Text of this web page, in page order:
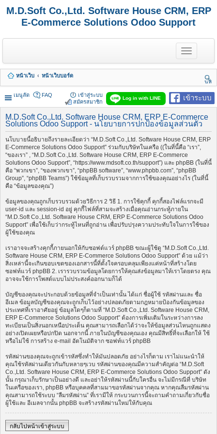
M.D.Soft Co.,Ltd. Software House CRM, ERP
E-Commerce Solutions Odoo Support
T
o
g
e
n
a
v
i
g
a
t
o
n
หน้าเว็บ
หน้าเว็บบอร์ด
นห
า
เมนูลัด
เข้าระบบ
Log in with LINE
FAQ
เข้าสู่ระบบ
สมัครสมาชิก
M.D.Soft Co.,Ltd. Software House CRM, ERP E-Commerce
Solutions Odoo Support - นโยบายการปกป้องข้อมูลส่วนตัว
นโบบายนี้อธิบายถึงรายละเอียดว่า “M.D.Soft Co.,Ltd. Software House CRM, ERP
E-Commerce Solutions Odoo Support” ร่วมกับบริษัทในเครือ ((ในที่นี้คือ “เรา”,
“ของเรา” , “M.D.Soft Co.,Ltd. Software House CRM, ERP E-Commerce
Solutions Odoo Support”, “https://www.mdsoft.co.th/support”) และ phpBB (ในที่นี้
คือ “พวกเขา”, “ของพวกเขา”, “phpBB software”, “www.phpbb.com”, “phpBB
Group”, “phpBB Teams”) ใช้ข้อมูลที่เก็บรวบรวมจากการใช้ของคุณอย่างไร (ในที่นี้
คือ “ข้อมูลของคุณ”)
ข้อมูลของคุณถูกเก็บรวบรวมด้วยวิธีการ 2 วิธี 1. การใช้คุกกี้ คุกกี้สองไฟล์แรกจะมี
user-id และ session-id อยู่ คุกกี้ไฟล์ที่สามจะสร้างเมื่อคุณอ่านกระทู้ภายใน
“M.D.Soft Co.,Ltd. Software House CRM, ERP E-Commerce Solutions Odoo
Support” เพื่อใช้เก็บว่ากระทู้ไหนที่ถูกอ่าน เพื่อปรับปรุงความประทับใจในการใช้ของ
ผู้ใช้ของคุณ
เราอาจจะสร้างคุกกี้ภายนอกให้กับซอฟต์แวร์ phpBB ขณะผู้ใช้ดู “M.D.Soft Co.,Ltd.
Software House CRM, ERP E-Commerce Solutions Odoo Support” ด้วย แม้ว่า
สิ่งเหล่านี้จะเกินขอบเขตของเอกสารนี้ที่ตั้งใจครอบคลุมเพียงแค่หน้าที่สร้างโดย
ซอฟท์แวร์ phpBB 2. เรารวบรวมข้อมูลโดยการให้คุณส่งข้อมูลมาให้เราโดยตรง คุณ
อาจจะใช้การโพสต์แบบไม่ประสงค์ออกนามก็ได้
บัญชีของคุณจะประกอบด้วยข้อมูลที่จำเป็นเท่านั้น ได้แก่ ชื่อผู้ใช้ รหัสผ่านและ ชื่อ
อีเมล ข้อมูลบัญชีของคุณจะถูกเก็บไว้อย่างปลอดภัยตามกฎหมายป้องกันข้อมูลของ
ประเทศที่เราอาศัยอยู่ ข้อมูลใดๆก็ตามที่ “M.D.Soft Co.,Ltd. Software House CRM,
ERP E-Commerce Solutions Odoo Support” ต้องการเพิ่มเติมในระหว่างการลง
ทะเบียนเป็นสิ่งนอกเหนือประเด็น คุณสามารถเลือกได้ว่าจะให้ข้อมูลส่วนไหนถูกแสดง
อย่างเปิดเผยหรือปกปิด นอกจากนี้ ภายในบัญชีของคุณเอง คุณมีสิทธิ์ที่จะเลือกให้ ใช้
หรือไม่ใช้ การสร้าง e-mail อัตโนมัติจาก ซอฟท์แวร์ phpBB
รหัสผ่านของคุณจะถูกเข้ารหัสซึ่งทำให้มันปลอดภัย อย่างไรก็ตาม เราไม่แนะนำให้
คุณใช้รหัสผ่านเดียวกันกับหลายๆเวบ รหัสผ่านของคุณมีความสำคัญต่อ “M.D.Soft
Co.,Ltd. Software House CRM, ERP E-Commerce Solutions Odoo Support” ดัง
นั้น กรุณาเก็บรักษาเป็นอย่างดี และอย่าให้รหัสผ่านนี้กับใครอื่น จะไม่มีกรณีที่ บริษัท
ในเครือของเรา, phpBB หรือบุคคลที่สามมาขอรหัสผ่านจากคุณ หากคุณลืมรหัสผ่าน
คุณสามารถใช้ระบบ “ลืมรหัสผ่าน” ที่เรามีให้ กระบวนการนี้จะถามคำถามเกี่ยวกับชื่อ
ผู้ใช้และ อีเมลจากนั้น phpBB จะสร้างรหัสผ่านใหม่ให้กับคุณ
กลับไปหน้าเข้าสู่ระบบ